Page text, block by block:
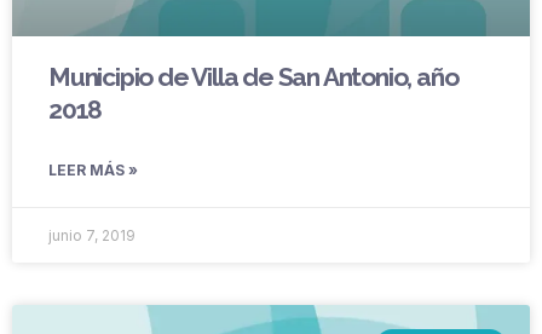
Municipio de Villa de San Antonio, año
2018
LEER MÁS »
junio 7, 2019